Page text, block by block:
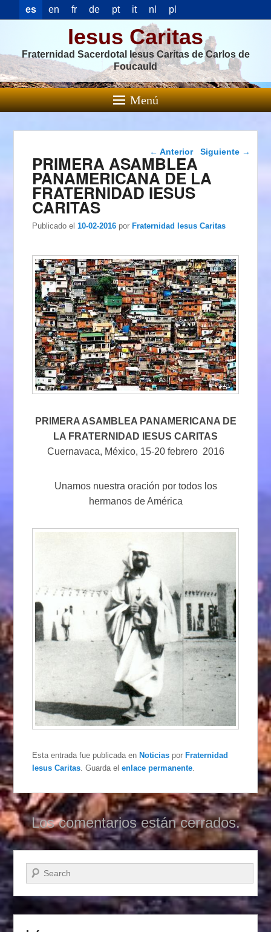
es en fr de pt it nl pl
Iesus Caritas
Fraternidad Sacerdotal Iesus Caritas de Carlos de
Foucauld
Menú
Navegación de
entradas
← Anterior Siguiente →
PRIMERA ASAMBLEA
PANAMERICANA DE LA
FRATERNIDAD IESUS
CARITAS
Publicado el 10-02-2016 porFraternidad Iesus Caritas
PRIMERA ASAMBLEA PANAMERICANA DE
LA FRATERNIDAD IESUS CARITAS
Cuernavaca, México, 15-20 febrero 2016
Unamos nuestra oración por todos los
hermanos de América
Esta entrada fue publicada en Noticias por Fraternidad
Iesus Caritas. Guarda elenlace permanente.
Los comentarios están cerrados.
Buscar